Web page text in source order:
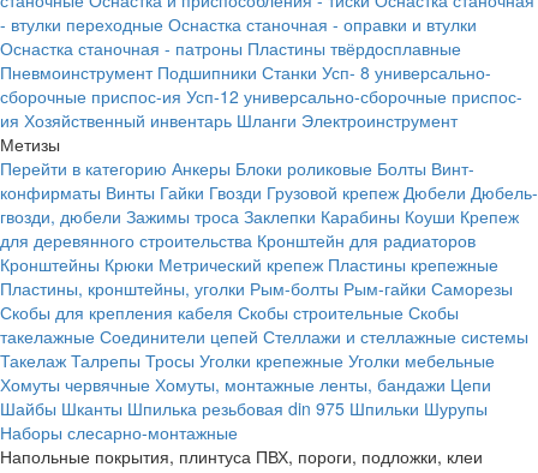
- втулки переходные Оснастка станочная - оправки и втулки
Оснастка станочная - патроны Пластины твёрдосплавные
Пневмоинструмент Подшипники Станки Усп- 8 универсально-
сборочные приспос-ия Усп-12 универсально-сборочные приспос-
ия Хозяйственный инвентарь Шланги Электроинструмент
Метизы
Перейти в категорию Анкеры Блоки роликовые Болты Винт-
конфирматы Винты Гайки Гвозди Грузовой крепеж Дюбели Дюбель-
гвозди, дюбели Зажимы троса Заклепки Карабины Коуши Крепеж
для деревянного строительства Кронштейн для радиаторов
Кронштейны Крюки Метрический крепеж Пластины крепежные
Пластины, кронштейны, уголки Рым-болты Рым-гайки Саморезы
Скобы для крепления кабеля Скобы строительные Скобы
такелажные Соединители цепей Стеллажи и стеллажные системы
Такелаж Талрепы Тросы Уголки крепежные Уголки мебельные
Хомуты червячные Хомуты, монтажные ленты, бандажи Цепи
Шайбы Шканты Шпилька резьбовая din 975 Шпильки Шурупы
Наборы слесарно-монтажные
Напольные покрытия, плинтуса ПВХ, пороги, подложки, клеи